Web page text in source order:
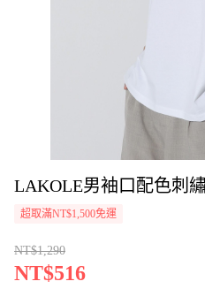
LAKOLE男袖口配色刺
超取滿NT$1,500免運
NT$1,290
NT$516